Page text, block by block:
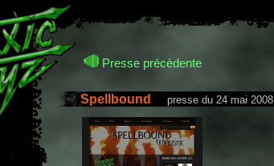
Presse précèdente
Spellbound presse du 24 mai 2008